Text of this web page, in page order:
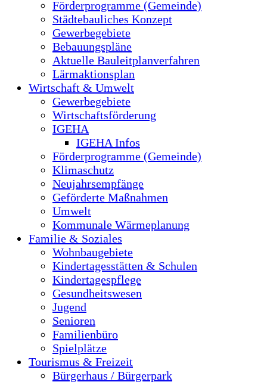
Förderprogramme (Gemeinde)
Städtebauliches Konzept
Gewerbegebiete
Bebauungspläne
Aktuelle Bauleitplanverfahren
Lärmaktionsplan
Wirtschaft & Umwelt
Gewerbegebiete
Wirtschaftsförderung
IGEHA
IGEHA Infos
Förderprogramme (Gemeinde)
Klimaschutz
Neujahrsempfänge
Geförderte Maßnahmen
Umwelt
Kommunale Wärmeplanung
Familie & Soziales
Wohnbaugebiete
Kindertagesstätten & Schulen
Kindertagespflege
Gesundheitswesen
Jugend
Senioren
Familienbüro
Spielplätze
Tourismus & Freizeit
Bürgerhaus / Bürgerpark